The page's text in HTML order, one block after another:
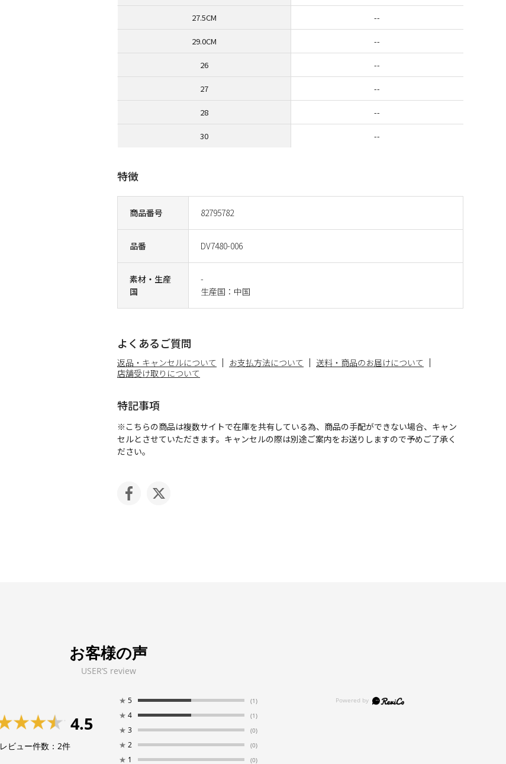
商品番号 82795782
品番 DV7480-006
素材・生産
国
-
生産国：中国
特徴
よくあるご質問
返品・キャンセルについて お支払方法について
送料・商品のお届けについて
店舗受け取りについて
特記事項
※こちらの商品は複数サイトで在庫を共有している為、商品の手配ができない場合、キャン
セルとさせていただきます。キャンセルの際は別途ご案内をお送りしますので予めご了承く
ださい。
27.5CM --
29.0CM --
26 --
27 --
28 --
30 --
お客様の声
USER’S review
4.5
レビュー件数： 2件
★ 5 (1)
★ 4 (1)
★ 3 (0)
★ 2 (0)
★ 1 (0)